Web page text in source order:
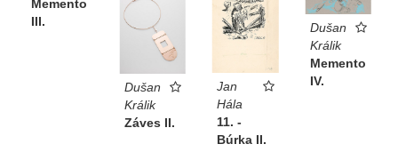
Memento
III.
Dušan
Králik
Memento
IV.
Jan
Hála
11. -
Búrka II.
Dušan
Králik
Záves II.